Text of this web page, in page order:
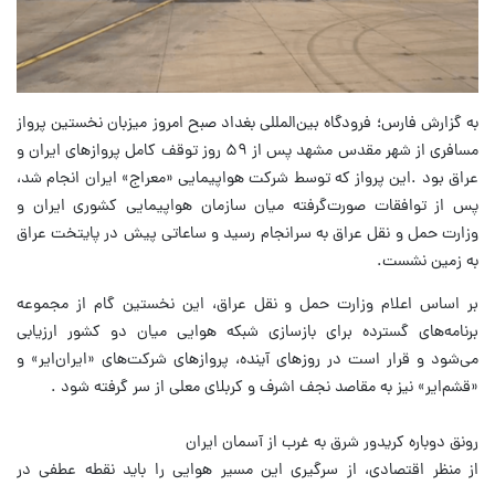
به گزارش فارس؛‌ فرودگاه بین‌المللی بغداد صبح امروز میزبان نخستین پرواز
مسافری از شهر مقدس مشهد پس از ۵۹ روز توقف کامل پروازهای ایران و
عراق بود .این پرواز که توسط شرکت هواپیمایی «معراج» ایران انجام شد،
پس از توافقات صورت‌گرفته میان سازمان هواپیمایی کشوری ایران و
وزارت حمل و نقل عراق به سرانجام رسید و ساعاتی پیش در پایتخت عراق
به زمین نشست.
بر اساس اعلام وزارت حمل و نقل عراق، این نخستین گام از مجموعه
برنامه‌های گسترده برای بازسازی شبکه هوایی میان دو کشور ارزیابی
می‌شود و قرار است در روزهای آینده، پروازهای شرکت‌های «ایران‌ایر» و
«قشم‌ایر» نیز به مقاصد نجف اشرف و کربلای معلی از سر گرفته شود .
رونق دوباره کریدور شرق به غرب از آسمان ایران
از منظر اقتصادی، از سرگیری این مسیر هوایی را باید نقطه عطفی در